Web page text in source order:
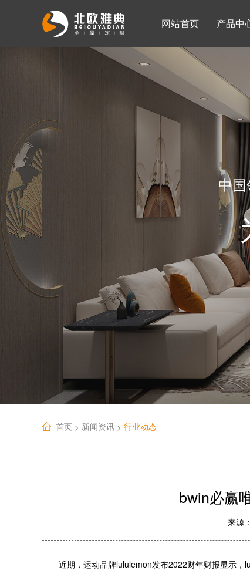
网站首页 产品中
公司简介
公司新闻
中
首页 > 新闻资讯 > 行业动态
bwin必赢
来源：
近期，运动品牌lululemon发布2022财年财报显示，